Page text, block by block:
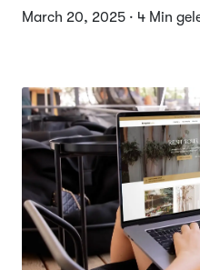
March 20, 2025 · 4 Min